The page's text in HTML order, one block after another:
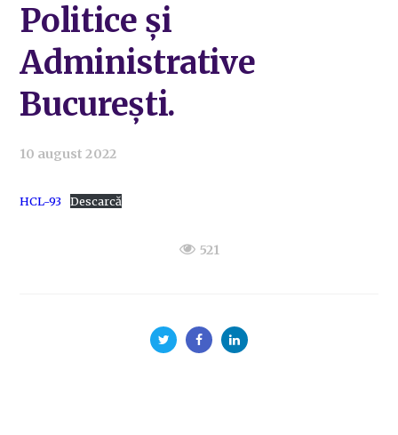
Politice și
Administrative
București.
10 august 2022
HCL-93 Descarcă
521